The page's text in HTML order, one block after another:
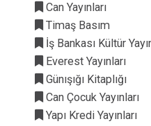
Can Yayınları
Timaş Basım
İş Bankası Kültür
Everest Yayınları
Günışığı Kitaplığı
Can Çocuk Yayınları
Yapı Kredi Yayınları